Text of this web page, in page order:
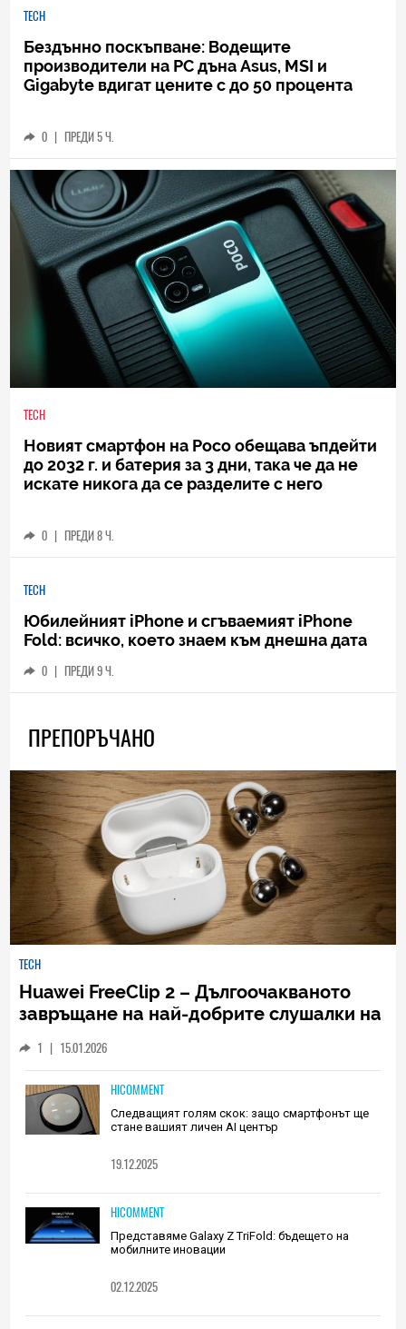
TECH
Бездънно поскъпване: Водещите
производители на РС дъна Asus, MSI и
Gigabyte вдигат цените с до 50 процента
0 | ПРЕДИ 5 Ч.
TECH
Новият смартфон на Poco обещава ъпдейти
до 2032 г. и батерия за 3 дни, така че да не
искате никога да се разделите с него
0 | ПРЕДИ 8 Ч.
TECH
Юбилейният iPhone и сгъваемият iPhone
Fold: всичко, което знаем към днешна дата
0 ПРЕДИ 9 Ч.
ПРЕПОРЪЧАНО
TECH
Huawei FreeClip 2 – Дългоочакваното
завръщане на най-добрите слушалки на
1 | 15.01.2026
HICOMMENT
Следващият голям скок: защо смартфонът ще
стане вашият личен AI център
19.12.2025
HICOMMENT
Представяме Galaxy Z TriFold: бъдещето на
мобилните иновации
02.12.2025